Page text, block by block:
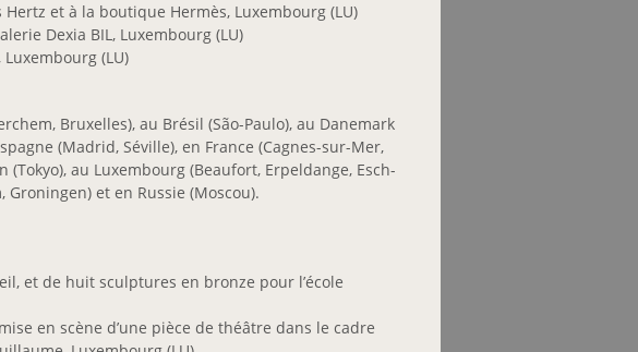
Hertz et à la boutique Hermès, Luxembourg (LU)
Dexia BIL, Luxembourg (LU)
(LU)
Bruxelles), au Brésil (São-Paulo), au Danemark
(Madrid, Séville), en France (Cagnes-sur-Mer,
(Tokyo), au Luxembourg (Beaufort, Erpeldange, Esch-
Groningen) et en Russie (Moscou).
et de huit sculptures en bronze pour l’école
en scène d’une pièce de théâtre dans le cadre